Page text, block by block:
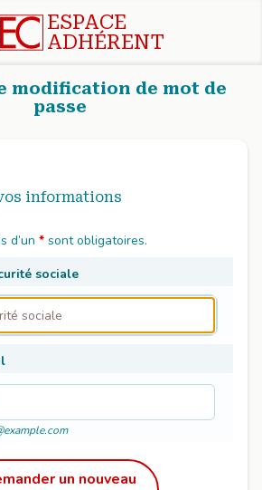
au contenu principal
ESPACE
ADHÉRENT
modification de mot de
passe
informations
d’un * sont obligatoires.
sociale
un nouveau